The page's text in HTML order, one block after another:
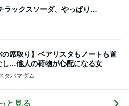
ラックスソーダ、やっぱり…
の席取り】ベアリスタもノートも置
し…他人の荷物が心配になる女
タバマダム
と見る